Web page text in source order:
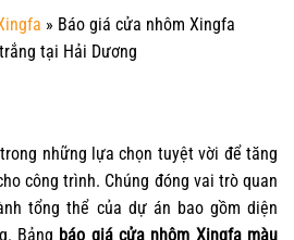
» Báo giá cửa nhôm Xingfa
tại Hải Dương
những lựa chọn tuyệt vời để tăng
công trình. Chúng đóng vai trò quan
tổng thể của dự án bao gồm diện
Bảng báo giá cửa nhôm Xingfa màu